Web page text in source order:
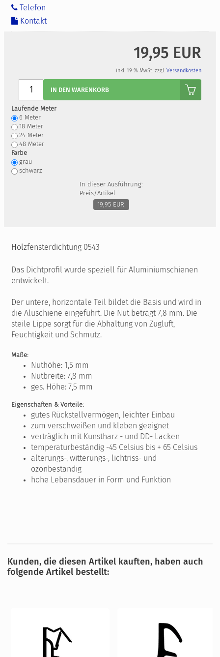
Telefon
Kontakt
19,95 EUR
inkl. 19 % MwSt. zzgl. Versandkosten
IN DEN WARENKORB
Laufende Meter
6 Meter
18 Meter
24 Meter
48 Meter
Farbe
grau
schwarz
In dieser Ausführung:
Preis/Artikel
19,95 EUR
Holzfensterdichtung 0543
Das Dichtprofil wurde speziell für Aluminiumschienen
entwickelt.
Der untere, horizontale Teil bildet die Basis und wird in
die Aluschiene eingeführt. Die Nut beträgt 7,8 mm. Die
steile Lippe sorgt für die Abhaltung von Zugluft,
Feuchtigkeit und Schmutz.
Maße:
Nuthöhe: 1,5 mm
Nutbreite: 7,8 mm
ges. Höhe: 7,5 mm
Eigenschaften & Vorteile:
gutes Rückstellvermögen, leichter Einbau
zum verschweißen und kleben geeignet
verträglich mit Kunstharz - und DD- Lacken
temperaturbeständig -45 Celsius bis + 65 Celsius
alterungs-, witterungs-, lichtriss- und
ozonbeständig
hohe Lebensdauer in Form und Funktion
Kunden, die diesen Artikel kauften, haben auch
folgende Artikel bestellt: